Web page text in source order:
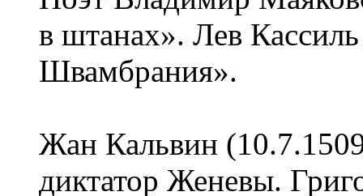
в штанах». Лев
Швамбрания».
Жан Кальвин
диктатор Женевы.